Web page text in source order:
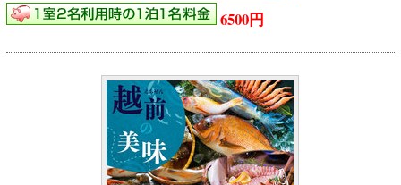
6500円